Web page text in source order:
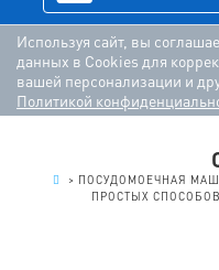
Используя сайт, вы
данных в Cookies для
вашей персонализации и
Политикой
> ПОСУДОМОЕЧНАЯ
ПРОСТЫХ